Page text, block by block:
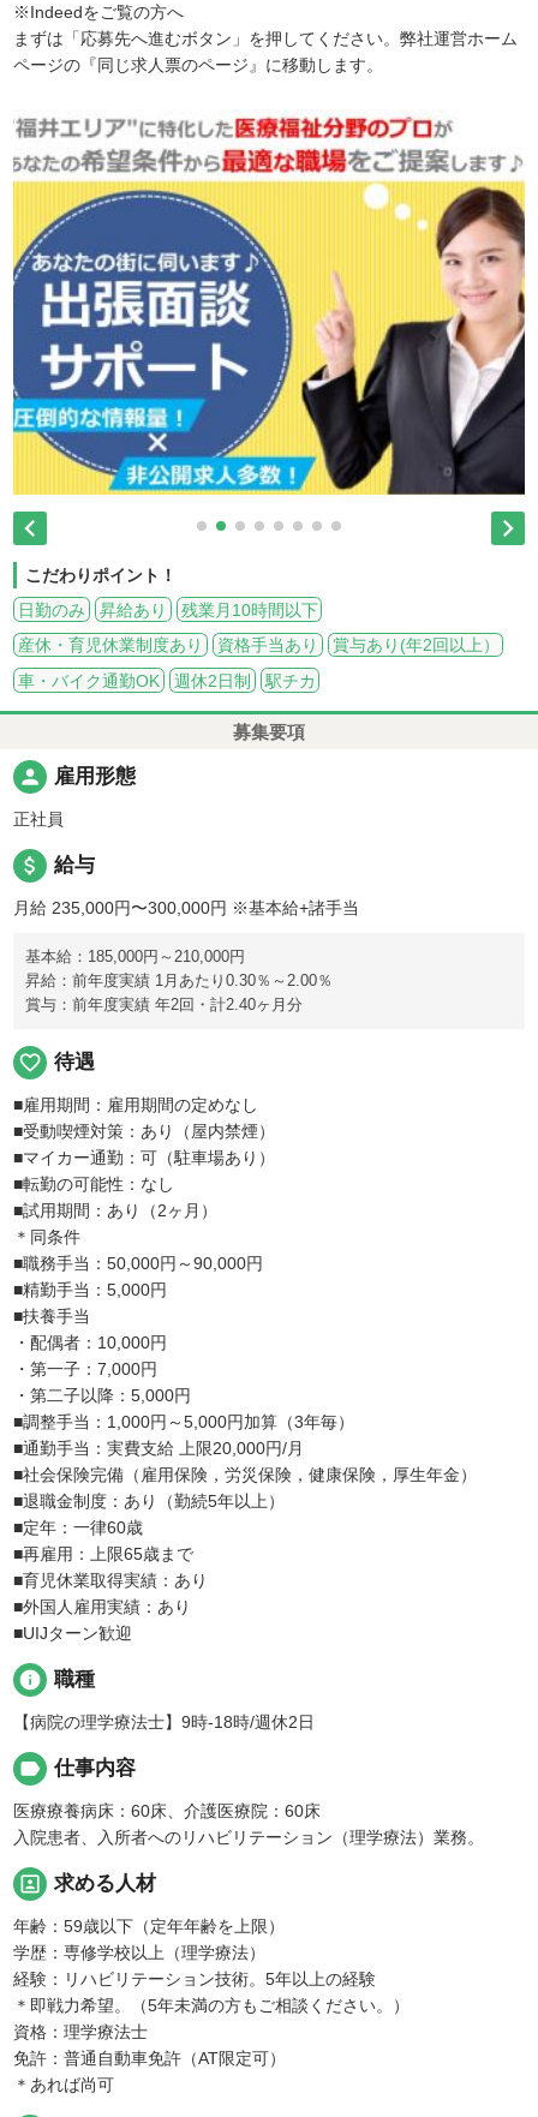
※Indeedをご覧の方へ
まずは「応募先へ進むボタン」を押してください。弊社運営ホーム
ページの『同じ求人票のページ』に移動します。
 
こだわりポイント！
日勤のみ
昇給あり
残業月10時間以下
産休・育児休業制度あり
資格手当あり
賞与あり(年2回以上）
車・バイク通勤OK
週休2日制 駅チカ
募集要項
person 雇用形態
正社員
attach_money 給与
月給 235,000円〜300,000円 ※基本給+諸手当
基本給：185,000円～210,000円
昇給：前年度実績 1月あたり0.30％～2.00％
賞与：前年度実績 年2回・計2.40ヶ月分
favorite_border 待遇
■雇用期間：雇用期間の定めなし
■受動喫煙対策：あり（屋内禁煙）
■マイカー通勤：可（駐車場あり）
■転勤の可能性：なし
■試用期間：あり（2ヶ月）
＊同条件
■職務手当：50,000円～90,000円
■精勤手当：5,000円
■扶養手当
・配偶者：10,000円
・第一子：7,000円
・第二子以降：5,000円
■調整手当：1,000円～5,000円加算（3年毎）
■通勤手当：実費支給 上限20,000円/月
■社会保険完備（雇用保険，労災保険，健康保険，厚生年金）
■退職金制度：あり（勤続5年以上）
■定年：一律60歳
■再雇用：上限65歳まで
■育児休業取得実績：あり
■外国人雇用実績：あり
■UIJターン歓迎
info 職種
【病院の理学療法士】9時-18時/週休2日
label 仕事内容
医療療養病床：60床、介護医療院：60床
入院患者、入所者へのリハビリテーション（理学療法）業務。
portrait 求める人材
年齢：59歳以下（定年年齢を上限）
学歴：専修学校以上（理学療法）
経験：リハビリテーション技術。5年以上の経験
＊即戦力希望。（5年未満の方もご相談ください。）
資格：理学療法士
免許：普通自動車免許（AT限定可）
＊あれば尚可